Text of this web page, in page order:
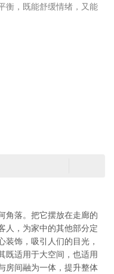
衡，既能舒缓情绪，又能
角落。把它摆放在走廊的
人，为家中的其他部分定
饰，吸引人们的目光，
既适用于大空间，也适用
房间融为一体，提升整体